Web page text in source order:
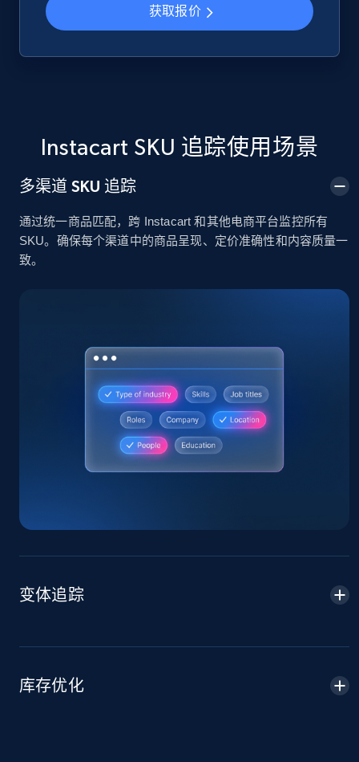
2.4K+ 200+ 立即开始
Google Shopping - collects products from
web using keywords
Rating, Reviews count, Images, Variations, and
2.4K+ 200+ 立即开始
Home Depot US
URL, Domain, Country code, Model number,
Sku, Product id, Product name, Manufacturer,
2.1K+ 355+
and more.
获取报价
Instacart SKU 追踪使用场景
多渠道 SKU 追踪
通过统一商品匹配，跨 Instacart 和其他电商平台监控所有
SKU。确保每个渠道中的商品呈现、定价准确性和内容质量一
致。
变体追踪
库存优化